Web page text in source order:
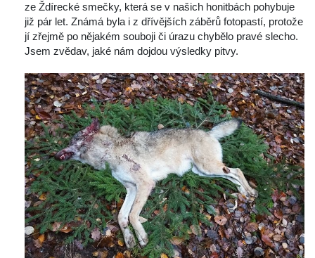
ze Ždírecké smečky, která se v našich honitbách pohybuje
již pár let. Známá byla i z dřívějších záběrů fotopastí, protože
jí zřejmě po nějakém souboji či úrazu chybělo pravé slecho.
Jsem zvědav, jaké nám dojdou výsledky pitvy.